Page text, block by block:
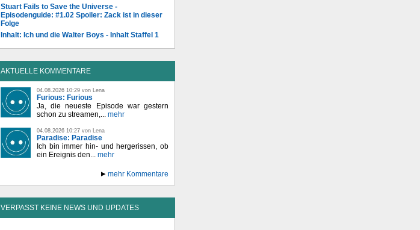
Stuart Fails to Save the Universe -
Episodenguide: #1.02 Spoiler: Zack ist in dieser
Folge
Inhalt: Ich und die Walter Boys - Inhalt Staffel 1
AKTUELLE KOMMENTARE
04.08.2026 10:29 von Lena
Furious: Furious
Ja, die neueste Episode war gestern
schon zu streamen,... mehr
04.08.2026 10:27 von Lena
Paradise: Paradise
Ich bin immer hin- und hergerissen, ob
ein Ereignis den... mehr
mehr Kommentare
VERPASST KEINE NEWS UND UPDATES